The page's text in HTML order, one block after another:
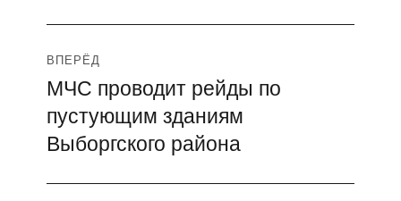
ВПЕРЁД
Следующая
запись:
МЧС проводит рейды по
пустующим зданиям
Выборгского района